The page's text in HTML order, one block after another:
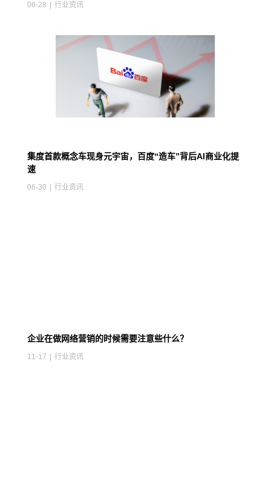
06-28 行业资讯
集度首款概念车现身元宇宙，百度“造车”背后AI商业化提
速
06-30 行业资讯
企业在做网络营销的时候需要注意些什么？
11-17 行业资讯